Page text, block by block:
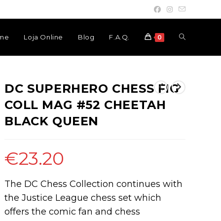
Loja Online Blog F.A.Q. 0 Toggle
DC SUPERHERO CHESS FIG
COLL MAG #52 CHEETAH
BLACK QUEEN
€23.20
The DC Chess Collection continues with
the Justice League chess set which
offers the comic fan and chess